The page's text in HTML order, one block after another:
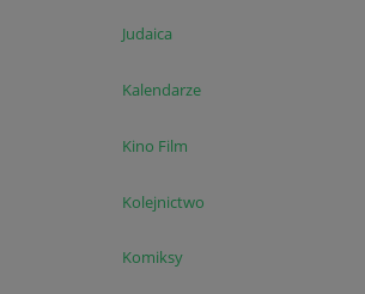
Judaica
Kalendarze
Kino Film
Kolejnictwo
Komiksy